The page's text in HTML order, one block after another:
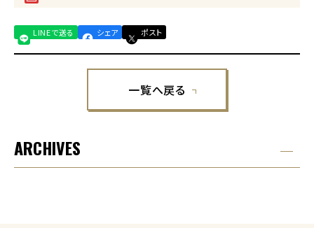
LINEで送る シェア ポスト
一覧へ戻る
ARCHIVES